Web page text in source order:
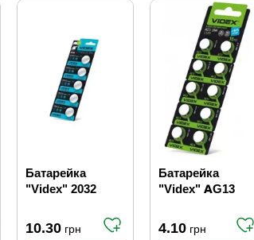
Батарейка
"Videx" 2032
10.30 грн
Батарейка
"Videx" AG13
4.10 грн